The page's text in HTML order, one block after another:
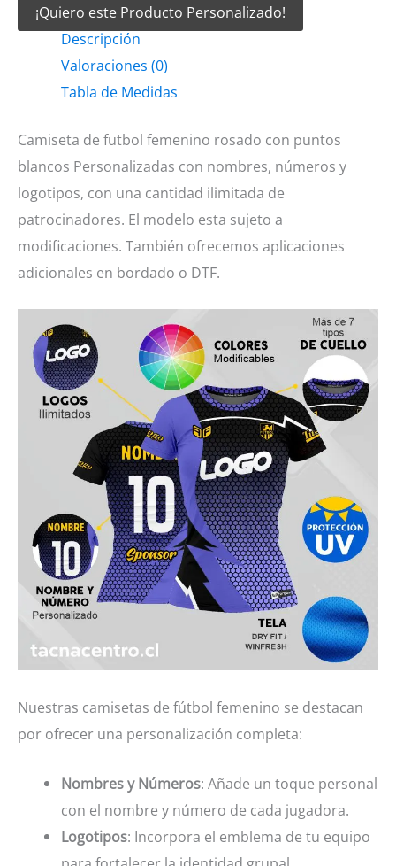
futbol
femenino
rosado
¡Quiero este Producto Personalizado!
Descripción
Valoraciones (0)
Tabla de Medidas
Camiseta de futbol femenino rosado con puntos
blancos Personalizadas con nombres, números y
logotipos, con una cantidad ilimitada de
patrocinadores. El modelo esta sujeto a
modificaciones. También ofrecemos aplicaciones
adicionales en bordado o DTF.
Nuestras camisetas de fútbol femenino se destacan
por ofrecer una personalización completa:
Nombres y Números: Añade un toque personal
con el nombre y número de cada jugadora.
Logotipos: Incorpora el emblema de tu equipo